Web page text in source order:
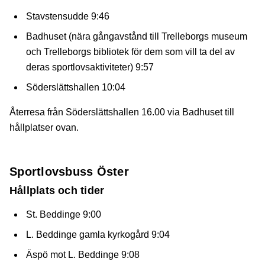
Stavstensudde 9:46
Badhuset (nära gångavstånd till Trelleborgs museum
och Trelleborgs bibliotek för dem som vill ta del av
deras sportlovsaktiviteter) 9:57
Söderslättshallen 10:04
Återresa från Söderslättshallen 16.00 via Badhuset till
hållplatser ovan.
Sportlovsbuss Öster
Hållplats och tider
St. Beddinge 9:00
L. Beddinge gamla kyrkogård 9:04
Äspö mot L. Beddinge 9:08